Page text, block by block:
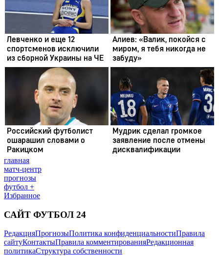
главная
матч-центр
прогнозы
футбол +
Избранное
САЙТ ФУТБОЛ 24
РедакцияПрогнозыПолитика конфиденциальностиПравила
сайтуКонтактыПравила комментированияРедакционная
политикаСтруктура собственности